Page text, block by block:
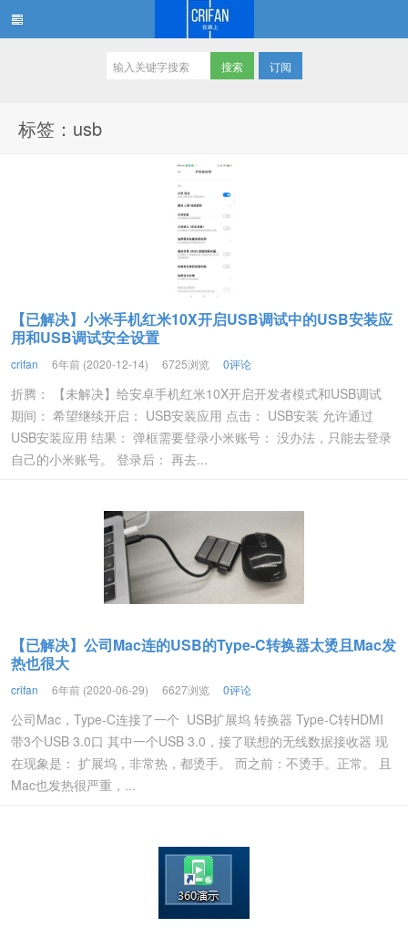
订阅
标签：usb
【已解决】小米手机红米10X开启USB调试中的USB安装应
用和USB调试安全设置
crifan 6年前 (2020-12-14) 6725浏览 0评论
折腾： 【未解决】给安卓手机红米10X开启开发者模式和USB调试
期间： 希望继续开启： USB安装应用 点击： USB安装 允许通过
USB安装应用 结果： 弹框需要登录小米账号： 没办法，只能去登录
自己的小米账号。 登录后： 再去...
【已解决】公司Mac连的USB的Type-C转换器太烫且Mac发
热也很大
crifan 6年前 (2020-06-29) 6627浏览 0评论
公司Mac，Type-C连接了一个 USB扩展坞 转换器 Type-C转HDMI
带3个USB 3.0口 其中一个USB 3.0，接了联想的无线数据接收器 现
在现象是： 扩展坞，非常热，都烫手。 而之前：不烫手。正常。 且
Mac也发热很严重，...